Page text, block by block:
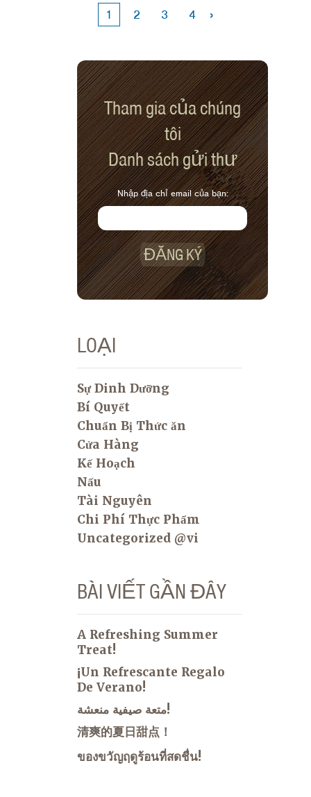
dung giáo dục MyPlate trong tab Trẻ
em là một cách tuyệt vời để trẻ em tìm
với một cơ thể khỏe mạnh.
1 2 3 4 ›
Tham gia của chúng
tôi
Danh sách gửi thư
Nhập địa chỉ email của bạn:
ĐĂNG KÝ
LOẠI
Sự Dinh Dưỡng
Bí Quyết
Chuẩn Bị Thức ăn
Cửa Hàng
Kế Hoạch
Nấu
Tài Nguyên
Chi Phí Thực Phẩm
Uncategorized @vi
BÀI VIẾT GẦN ĐÂY
A Refreshing Summer
Treat!
¡Un Refrescante Regalo
De Verano!
متعة صيفية منعشة!
清爽的夏日甜点！
ของขวัญฤดูร้อนที่สดชื่น!